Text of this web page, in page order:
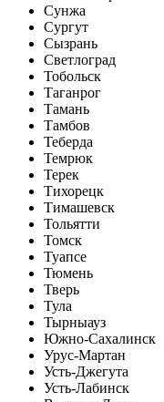
Сунжа
Сургут
Сызрань
Светлоград
Тобольск
Таганрог
Тамань
Тамбов
Теберда
Темрюк
Терек
Тихорецк
Тимашевск
Тольятти
Томск
Туапсе
Тюмень
Тверь
Тула
Тырныауз
Южно-Сахалинск
Урус-Мартан
Усть-Джегута
Усть-Лабинск